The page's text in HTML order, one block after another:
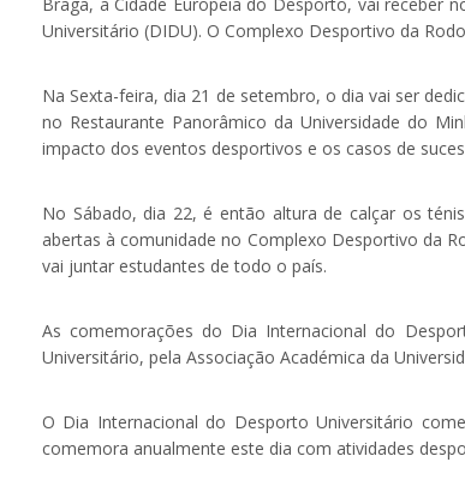
Universitário (DIDU). O Complexo Desportivo da
Na Sexta-feira, dia 21 de setembro, o dia vai ser
no Restaurante Panorâmico da Universidade do
impacto dos eventos desportivos e os casos de
No Sábado, dia 22, é então altura de calçar os
abertas à comunidade no Complexo Desportivo da
vai juntar estudantes de todo o país.
As comemorações do Dia Internacional do
Universitário, pela Associação Académica da
O Dia Internacional do Desporto Universitário
comemora anualmente este dia com atividades